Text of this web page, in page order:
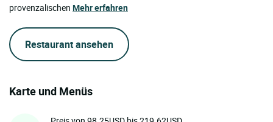
provenzalischen Mehr erfahren
Restaurant ansehen
Karte und Menüs